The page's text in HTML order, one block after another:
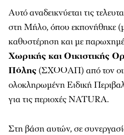
Αυτό αναδεικνύεται τις
στη Μήλο, όπου εκπονήθηκε
καθυστέρηση και με
Χωρικής καιΟικιστικής
Πόλης (ΣΧΟΟΑΠ) από τον
ολοκληρωμένη Ειδική
για τις περιοχές NATURA.
Στη βάση αυτών, σε